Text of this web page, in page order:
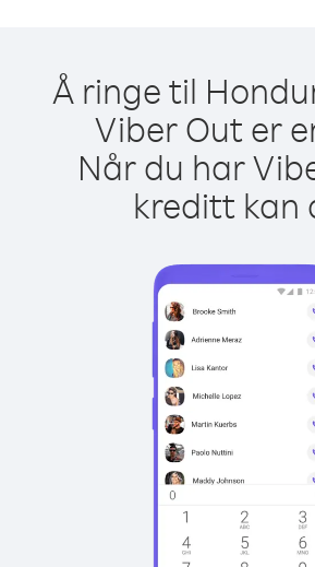
Å ringe til
Viber Out er
Når du har
kreditt kan